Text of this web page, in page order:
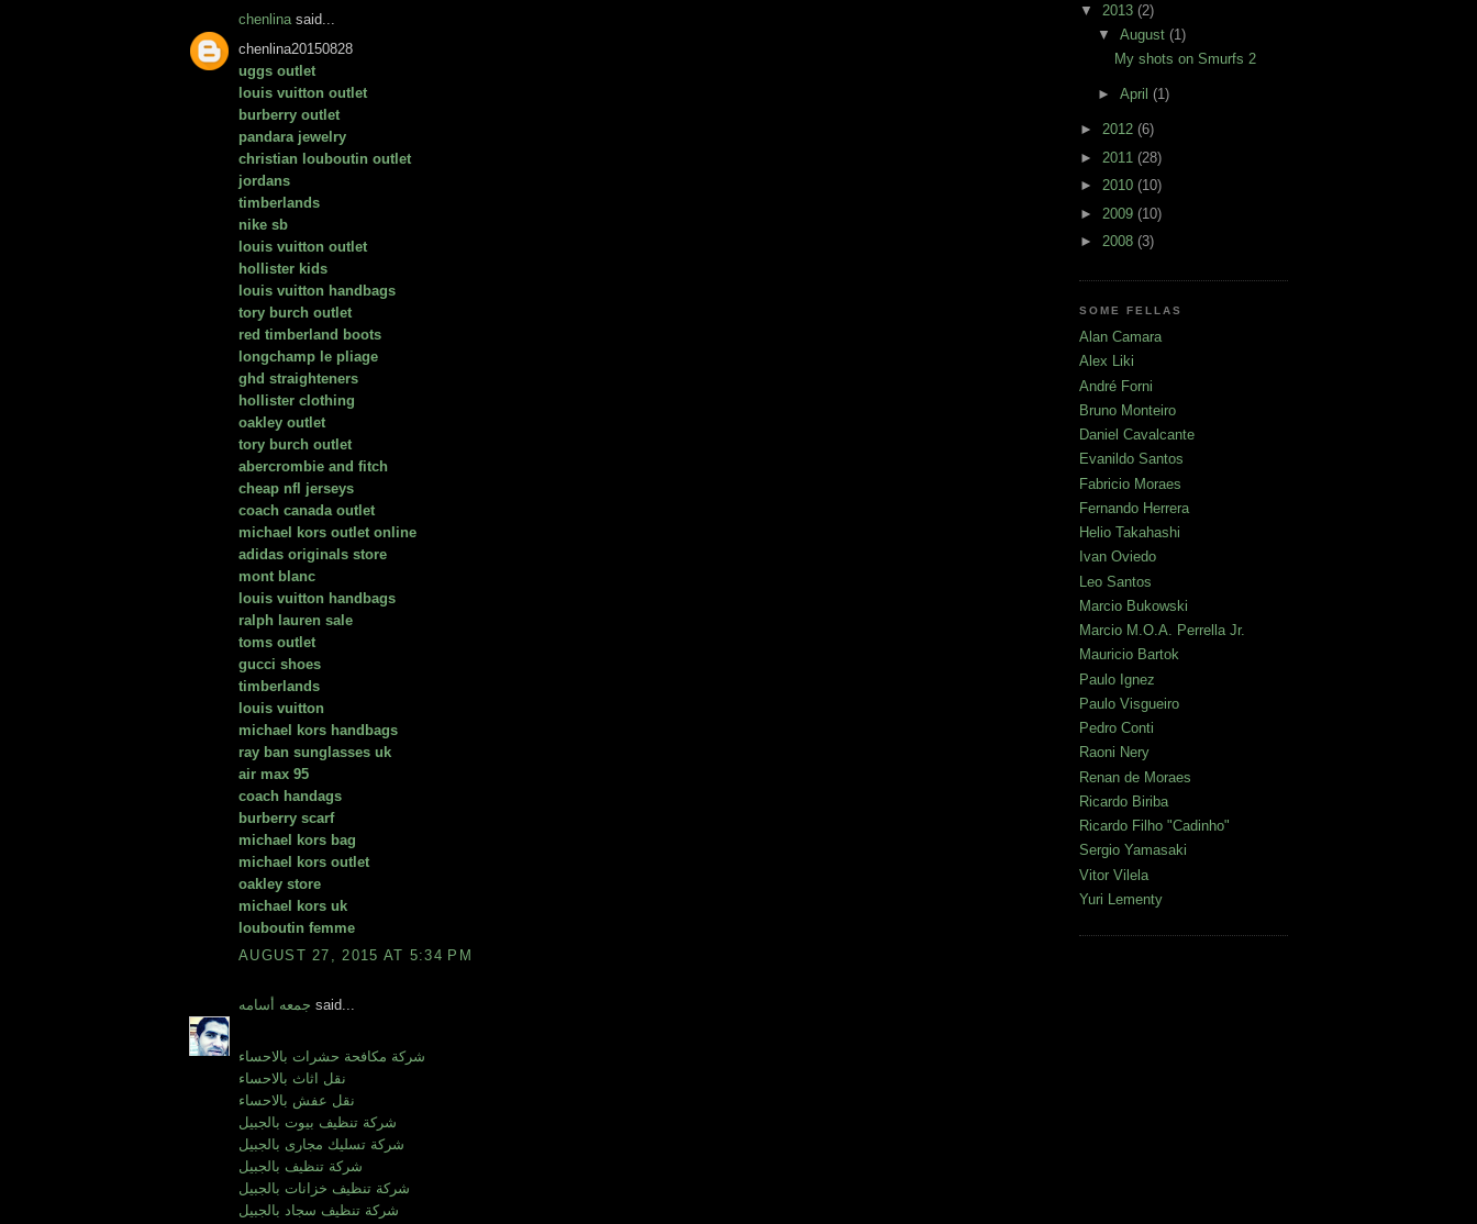
chenlinasaid...
chenlina20150828
uggs outlet
louis vuitton outlet
burberry outlet
pandara jewelry
christian louboutin outlet
jordans
timberlands
nike sb
louis vuitton outlet
hollister kids
louis vuitton handbags
tory burch outlet
red timberland boots
longchamp le pliage
ghd straighteners
hollister clothing
oakley outlet
tory burch outlet
abercrombie and fitch
cheap nfl jerseys
coach canada outlet
michael kors outlet online
adidas originals store
mont blanc
louis vuitton handbags
ralph lauren sale
toms outlet
gucci shoes
timberlands
louis vuitton
michael kors handbags
ray ban sunglasses uk
air max 95
coach handags
burberry scarf
michael kors bag
michael kors outlet
oakley store
michael kors uk
louboutin femme
AUGUST 27, 2015 AT 5:34 PM
جمعه أسامه said...
شركة مكافحة حشرات بالاحساء
نقل اثاث بالاحساء
نقل عفش بالاحساء
شركة تنظيف بيوت بالجبيل
شركة تسليك مجارى بالجبيل
شركة تنظيف بالجبيل
شركة تنظيف خزانات بالجبيل
شركة تنظيف سجاد بالجبيل
▼ 2013 (2)
▼ August (1)
My shots on Smurfs 2
► April (1)
► 2012 (6)
► 2011 (28)
► 2010 (10)
► 2009 (10)
► 2008 (3)
SOME FELLAS
Alan Camara
Alex Liki
André Forni
Bruno Monteiro
Daniel Cavalcante
Evanildo Santos
Fabricio Moraes
Fernando Herrera
Helio Takahashi
Ivan Oviedo
Leo Santos
Marcio Bukowski
Marcio M.O.A. Perrella Jr.
Mauricio Bartok
Paulo Ignez
Paulo Visgueiro
Pedro Conti
Raoni Nery
Renan de Moraes
Ricardo Biriba
Ricardo Filho "Cadinho"
Sergio Yamasaki
Vitor Vilela
Yuri Lementy